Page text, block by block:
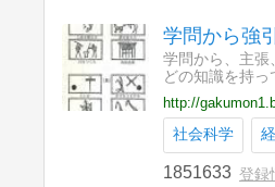
学問から
学問から、主張
どの知識を持っ
http://
社会科学
1851633 登録